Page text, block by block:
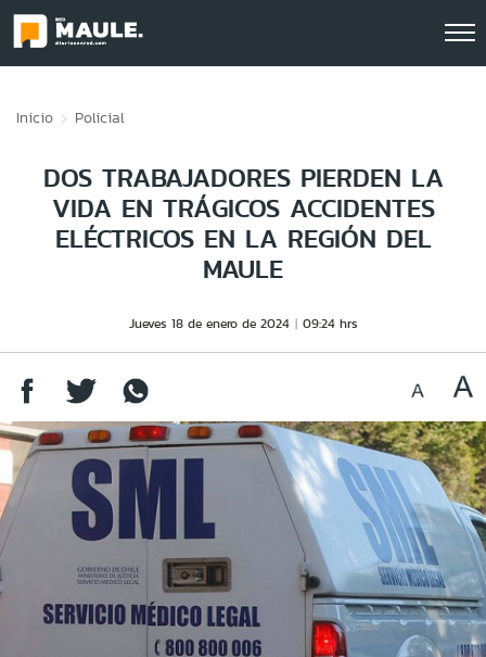
Inicio Policial
DOS TRABAJADORES PIERDEN LA
VIDA EN TRÁGICOS ACCIDENTES
ELÉCTRICOS EN LA REGIÓN DEL
MAULE
Jueves 18 de enero de 2024 09:24 hrs